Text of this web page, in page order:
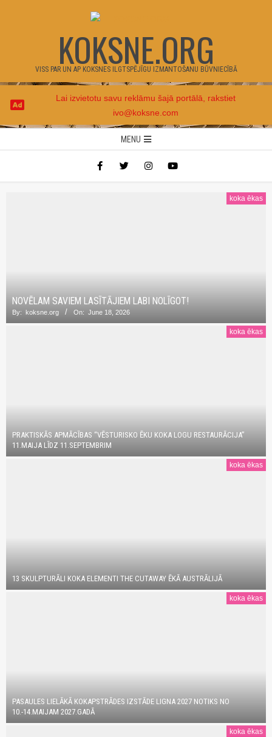
KOKSNE.ORG
VISS PAR UN AP KOKSNES ILGTSPĒJĪGU IZMANTOŠANU BŪVNIECĪBĀ
Lai izvietotu savu reklāmu šajā portālā, rakstiet
ivo@koksne.com
Navigation
MENU
koka ēkas
NOVĒLAM SAVIEM LASĪTĀJIEM LABI NOLĪGOT!
By: koksne.org On: June 18, 2026
koka ēkas
PRAKTISKĀS APMĀCĪBAS “VĒSTURISKO ĒKU KOKA LOGU RESTAURĀCIJA”
11.MAIJA LĪDZ 11.SEPTEMBRIM
koka ēkas
13 SKULPTURĀLI KOKA ELEMENTI THE CUTAWAY ĒKĀ AUSTRĀLIJĀ
koka ēkas
PASAULES LIELĀKĀ KOKAPSTRĀDES IZSTĀDE LIGNA 2027 NOTIKS NO
10.-14.MAIJAM 2027.GADĀ
koka ēkas